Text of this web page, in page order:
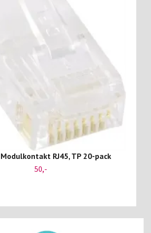
RJ45, TP 20-pack
50,-